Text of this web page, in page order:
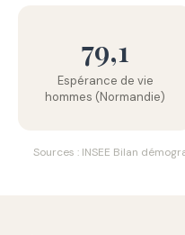
79,1
Espérance de vie
hommes (Normandie)
Sources : INSEE Bilan